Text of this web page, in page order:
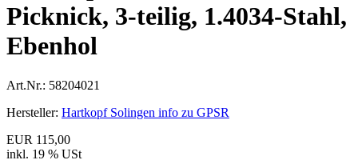
Picknick, 3-teilig, 1.4034-Stahl,
Ebenhol
Art.Nr.: 58204021
Hersteller: Hartkopf Solingen info zu GPSR
EUR 115,00
inkl. 19 % USt